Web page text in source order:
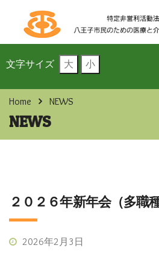
文字サイズ 大 小
Home NEWS
NEWS
２０２６年新年会（多職
2026年2月3日